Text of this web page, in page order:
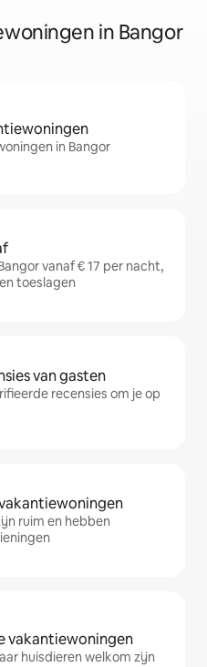
in Bangor
in Bangor
vanaf € 17 per nacht,
toeslagen
van gasten
recensies om je op
ruim en hebben
vakantiewoningen
huisdieren welkom zijn